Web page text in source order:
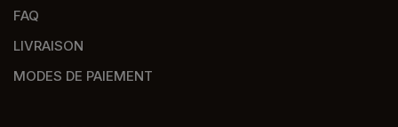
FAQ
LIVRAISON
MODES DE PAIEMENT